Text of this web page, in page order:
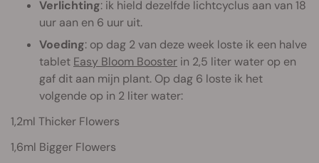
Verlichting: ik hield dezelfde lichtcyclus aan van 18
uur aan en 6 uur uit.
Voeding: op dag 2 van deze week loste ik een halve
tablet Easy Bloom Booster in 2,5 liter water op en
gaf dit aan mijn plant. Op dag 6 loste ik het
volgende op in 2 liter water:
1,2ml Thicker Flowers
1,6ml Bigger Flowers